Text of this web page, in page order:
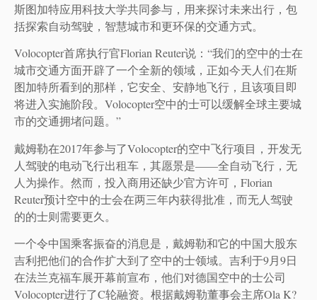
斯图加特应用科技大学共同参与，用来探讨未来出行，包
括探索自动驾驶，智慧城市和更环保的交通方式。
Volocopter首席执行官Florian Reuter说：“我们的空中的士在
城市交通方面开辟了一个全新的领域，正如今天人们在斯
图加特所看到的那样，它安全、安静地飞行，且该项目即
将进入实施阶段。Volocopter空中的士可以缓解全球主要城
市的交通拥堵问题。”
戴姆勒在2017年参与了Volocopter的空中飞行项目，开发无
人驾驶的电动飞行出租车，其愿景是——全自动飞行，无
人为操作。然而，投入商用还缺少官方许可，Florian
Reuter预计空中的士会在两三年内获得批准，而无人驾驶
的的士则需要更久。
一个令中国乘客振奋的消息是，戴姆勒和它的中国大股东
吉利把他们的合作扩大到了空中的士领域。吉利于9月9日
在法兰克福车展开幕前宣布，他们对德国空中的士公司
Volocopter进行了C轮融资。根据戴姆勒董事会主席Ola K?